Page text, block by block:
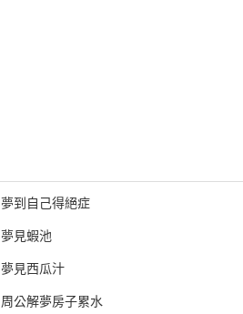
夢到自己得絕症
夢見蝦池
夢見西瓜汁
周公解夢房子累水